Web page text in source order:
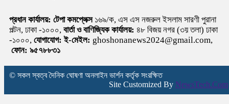
প্রধান কার্যালয়: টেপা কমপ্লেক্স ১৬৯/ক, এস এস নজরুল ইসলাম সারণী পুরানা
পল্টন, ঢাকা -১০০০, বার্তা ও বাণিজ্যিক কার্যালয়: ৪৮ বিজয় নগর (৩য় তলা) ঢাকা
-১০০০, যোগাযোগ:ই-মেইল: ghoshonanews2024@gmail.com,
ফোন: ৯৫৭৮৮৩১
© সকল স্বত্ব দৈনিক ঘোষণা অনলাইন ভার্শন কর্তৃক সংরক্ষিত
Site Customized By NewsTech.Com